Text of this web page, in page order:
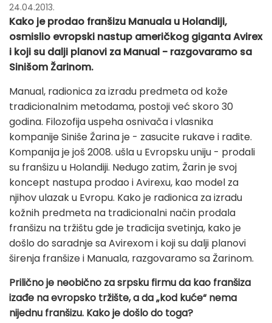
24.04.2013.
Kako je prodao franšizu Manuala u Holandiji,
osmislio evropski nastup američkog giganta Avirex
i koji su dalji planovi za Manual - razgovaramo sa
Sinišom Žarinom.
Manual, radionica za izradu predmeta od kože
tradicionalnim metodama, postoji već skoro 30
godina. Filozofija uspeha osnivača i vlasnika
kompanije Siniše Žarina je - zasucite rukave i radite.
Kompanija je još 2008. ušla u Evropsku uniju - prodali
su franšizu u Holandiji. Nedugo zatim, Žarin je svoj
koncept nastupa prodao i Avirexu, kao model za
njihov ulazak u Evropu. Kako je radionica za izradu
kožnih predmeta na tradicionalni način prodala
franšizu na tržištu gde je tradicija svetinja, kako je
došlo do saradnje sa Avirexom i koji su dalji planovi
širenja franšize i Manuala, razgovaramo sa Žarinom.
Prilično je neobično za srpsku firmu da kao franšiza
izađe na evropsko tržište, a da „kod kuće“ nema
nijednu franšizu. Kako je došlo do toga?